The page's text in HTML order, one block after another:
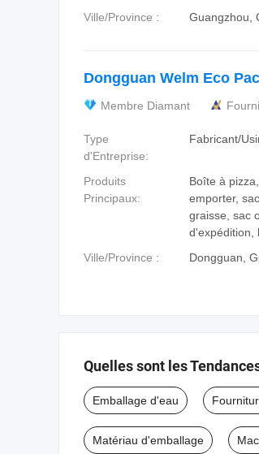
Ville/Province :
Guangzhou,
Dongguan Welm Eco
Membre Diamant
Type
d'Entreprise:
Fabricant/
Produits
Principaux:
Boîte à
emporter,
graisse, sac
d'expédition,
Ville/Province :
Dongguan,
Quelles sont les
Emballage d'eau
Matériau d'emballage